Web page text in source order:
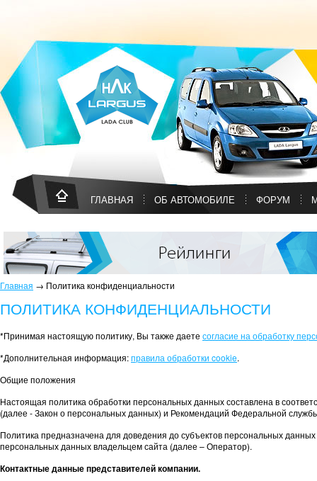
ГЛАВНАЯ ОБ АВТОМОБИЛЕ ФОРУМ
Главная → Политика конфиденциальности
ПОЛИТИКА КОНФИДЕНЦИАЛЬНОСТИ
*Принимая настоящую политику, Вы также даете согласие на обработку
*Дополнительная информация:правила обработки cookie.
Общие положения
Настоящая политика обработки персональных данных составлена в
(далее - Закон о персональных данных) и Рекомендаций Федеральной
Политика предназначена для доведения до субъектов персональных
персональных данных владельцем сайта (далее – Оператор).
Контактные данные представителей компании.